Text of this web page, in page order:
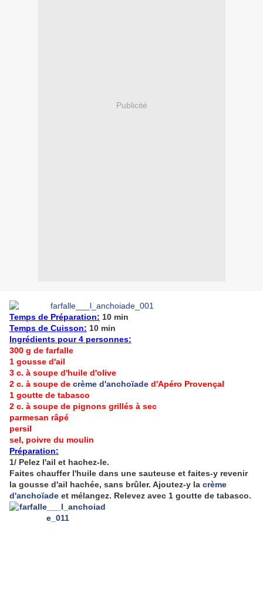
Publicité
Temps de Préparation: 10 min
Temps de Cuisson: 10 min
Ingrédients pour 4 personnes:
300 g de farfalle
1 gousse d'ail
3 c. à soupe d'huile d'olive
2 c. à soupe de crème d'anchoïade d'Apéro Provençal
1 goutte de tabasco
2 c. à soupe de pignons grillés à sec
parmesan râpé
persil
sel, poivre du moulin
Préparation:
1/ Pelez l'ail et hachez-le.
Faites chauffer l'huile dans une sauteuse et faites-y revenir
la gousse d'ail hachée, sans brûler. Ajoutez-y la crème
d'anchoïade et mélangez. Relevez avec 1 goutte de tabasco.